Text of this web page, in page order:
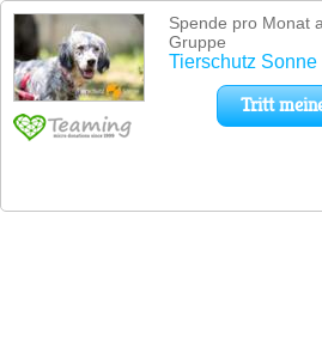
Spende pro Monat
Gruppe
Tierschutz Sonne
Tritt